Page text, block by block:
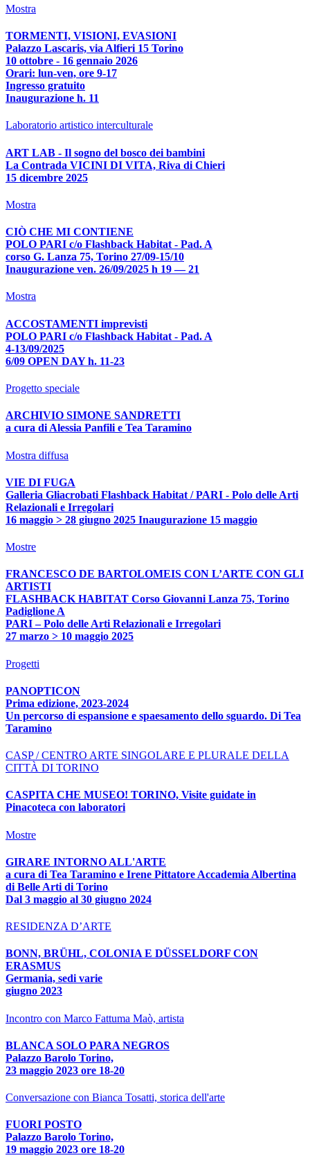
Mostra
TORMENTI, VISIONI, EVASIONI
Palazzo Lascaris, via Alfieri 15 Torino
10 ottobre - 16 gennaio 2026
Orari: lun-ven, ore 9-17
Ingresso gratuito
Inaugurazione h. 11
Laboratorio artistico interculturale
ART LAB - Il sogno del bosco dei bambini
La Contrada VICINI DI VITA, Riva di Chieri
15 dicembre 2025
Mostra
CIÒ CHE MI CONTIENE
POLO PARI c/o Flashback Habitat - Pad. A
corso G. Lanza 75, Torino 27/09-15/10
Inaugurazione ven. 26/09/2025 h 19 — 21
Mostra
ACCOSTAMENTI imprevisti
POLO PARI c/o Flashback Habitat - Pad. A
4-13/09/2025
6/09 OPEN DAY h. 11-23
Progetto speciale
ARCHIVIO SIMONE SANDRETTI
a cura di Alessia Panfili e Tea Taramino
Mostra diffusa
VIE DI FUGA
Galleria Gliacrobati Flashback Habitat / PARI - Polo delle Arti
Relazionali e Irregolari
16 maggio > 28 giugno 2025 Inaugurazione 15 maggio
Mostre
FRANCESCO DE BARTOLOMEIS CON L’ARTE CON GLI
ARTISTI
FLASHBACK HABITAT Corso Giovanni Lanza 75, Torino
Padiglione A
PARI – Polo delle Arti Relazionali e Irregolari
27 marzo > 10 maggio 2025
Progetti
PANOPTICON
Prima edizione, 2023-2024
Un percorso di espansione e spaesamento dello sguardo. Di Tea
Taramino
CASP / CENTRO ARTE SINGOLARE E PLURALE DELLA
CITTÀ DI TORINO
CASPITA CHE MUSEO! TORINO, Visite guidate in
Pinacoteca con laboratori
Mostre
GIRARE INTORNO ALL'ARTE
a cura di Tea Taramino e Irene Pittatore Accademia Albertina
di Belle Arti di Torino
Dal 3 maggio al 30 giugno 2024
RESIDENZA D’ARTE
BONN, BRÜHL, COLONIA E DÜSSELDORF CON
ERASMUS
Germania, sedi varie
giugno 2023
Incontro con Marco Fattuma Maò, artista
BLANCA SOLO PARA NEGROS
Palazzo Barolo Torino,
23 maggio 2023 ore 18-20
Conversazione con Bianca Tosatti, storica dell'arte
FUORI POSTO
Palazzo Barolo Torino,
19 maggio 2023 ore 18-20